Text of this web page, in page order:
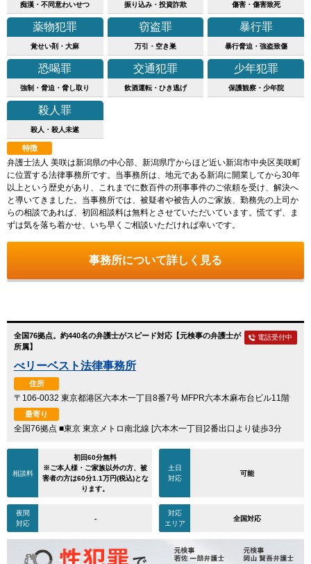
痴漢・不同意わいせつ 振り込み・投資詐欺 傷害・傷害致死
薬物犯罪
覚せい剤・大麻
窃盗罪
万引・空き巣
暴行罪
暴行脅迫・強盗致傷
恐喝罪
強制・脅迫・脅し取り
交通犯罪
飲酒運転・ひき逃げ
少年犯罪
保護観察・少年院
殺人罪
殺人・殺人未遂
特徴
弁護士法人 美咲は新潟県の中心部、新潟県庁からほど近い新潟市中央区美咲町
に位置する法律事務所です。当事務所は、地元である新潟に開業してから30年
以上という歴史があり、これまでに数百件の刑事事件のご依頼を受け、解決へ
と導いてきました。当事務所では、被疑者や被告人のご家族、勤務先の上司か
らの相談であれば、初回相談料は無料とさせていただいています。慌てず、ま
ずは気を落ち着かせ、いち早くご相談いただければ幸いです。
事務所について詳しく見る
全国76拠点。約440名の弁護士がスピード対応【元検事の弁護士が
所属】
べリーベスト法律事務所
住所
〒106-0032 東京都港区六本木一丁目8番7号 MFPR六本木麻布台ビル11階
最寄り
全国76拠点 ■東京 東京メトロ南北線 [六本木一丁目]2番出口より徒歩3分
電話受付中
相談料
初回60分無料
※ご本人様・ご家族以外の方、被
害者の方は60分1.1万円(税込)とな
ります。
土日
対応
可能
夜間
対応
-
対応
エリア
全国対応